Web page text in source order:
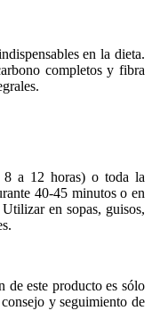
en la dieta.
completos y fibra
8 a 12 horas) o toda la
40-45 minutos o en
en sopas, guisos,
de este producto es sólo
y seguimiento de